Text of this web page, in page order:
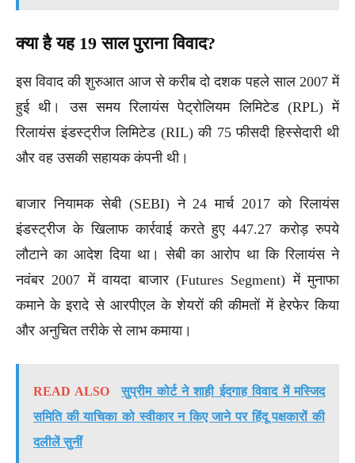
क्या है यह 19 साल पुराना विवाद?
इस विवाद की शुरुआत आज से करीब दो दशक पहले साल 2007 में
हुई थी। उस समय रिलायंस पेट्रोलियम लिमिटेड (RPL) में
रिलायंस इंडस्ट्रीज लिमिटेड (RIL) की 75 फीसदी हिस्सेदारी थी
और वह उसकी सहायक कंपनी थी।
बाजार नियामक सेबी (SEBI) ने 24 मार्च 2017 को रिलायंस
इंडस्ट्रीज के खिलाफ कार्रवाई करते हुए 447.27 करोड़ रुपये
लौटाने का आदेश दिया था। सेबी का आरोप था कि रिलायंस ने
नवंबर 2007 में वायदा बाजार (Futures Segment) में मुनाफा
कमाने के इरादे से आरपीएल के शेयरों की कीमतों में हेरफेर किया
और अनुचित तरीके से लाभ कमाया।
READ ALSO
सुप्रीम कोर्ट ने शाही ईदगाह विवाद में मस्जिद
समिति की याचिका को स्वीकार न किए जाने पर हिंदू पक्षकारों की
दलीलें सुनीं